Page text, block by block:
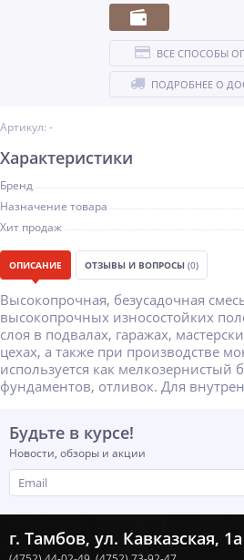
Артикул: -
ВСЕ СПОСОБЫ
ПОДРОБНЕЕ О
Характеристики
Бренд
Назначение товара
Хит продаж
ОПИСАНИЕ ОТЗЫВЫ И ВОПРОСЫ (0)
Высокопрочная, безусадочная
высокопрочных износостойких
слоя в подвалах, гаражах,
цехах, а также при производстве
используется как мелкозернистый
фундаментов, отливок. Для
Будьте в курсе!
Новости, обзоры и акции
г. Тамбов, ул. Кавказская, 1а